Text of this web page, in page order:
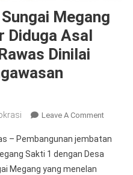
Megang
Diduga Asal
Dinilai
Leave A CommentOn
Sungai
– Pembangunan jembatan
Sakti 1 dengan Desa
Megang yang menelan